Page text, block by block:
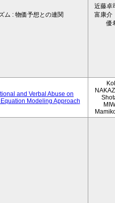
ム : 物価予想との連関
近藤卓
富康介
優
and Verbal Abuse on
Modeling Approach